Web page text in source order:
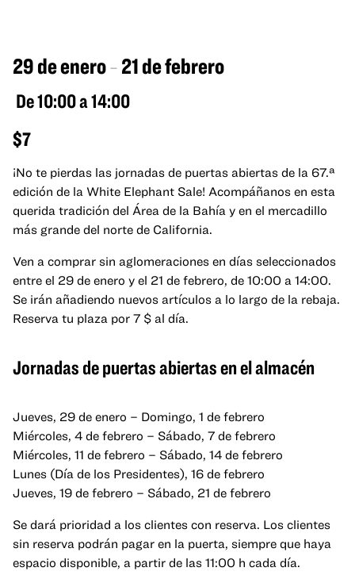
ALMACÉN
29 de enero– 21 de febrero
De 10:00 a 14:00
$7
¡No te pierdas las jornadas de puertas abiertas de la 67.ª
edición de la White Elephant Sale! Acompáñanos en esta
querida tradición del Área de la Bahía y en el mercadillo
más grande del norte de California.
Ven a comprar sin aglomeraciones en días seleccionados
entre el 29 de enero y el 21 de febrero, de 10:00 a 14:00.
Se irán añadiendo nuevos artículos a lo largo de la rebaja.
Reserva tu plaza por 7 $ al día.
Jornadas de puertas abiertas en el almacén
Jueves, 29 de enero – Domingo, 1 de febrero
Miércoles, 4 de febrero – Sábado, 7 de febrero
Miércoles, 11 de febrero – Sábado, 14 de febrero
Lunes (Día de los Presidentes), 16 de febrero
Jueves, 19 de febrero – Sábado, 21 de febrero
Se dará prioridad a los clientes con reserva. Los clientes
sin reserva podrán pagar en la puerta, siempre que haya
espacio disponible, a partir de las 11:00 h cada día.